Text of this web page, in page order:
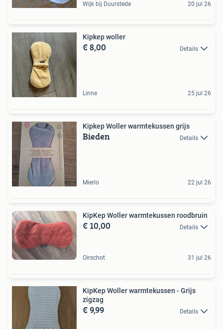
Wijk bij Duurstede 20 jul 26
Kipkep woller
€ 8,00 Details
Linne 25 jul 26
Kipkep Woller warmtekussen grijs
Bieden Details
Mierlo 22 jul 26
KipKep Woller warmtekussen roodbruin
€ 10,00 Details
Oirschot 31 jul 26
KipKep Woller warmtekussen - Grijs
zigzag
€ 9,99 Details